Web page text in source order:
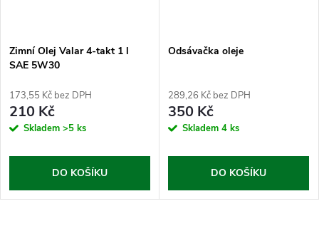
Zimní Olej Valar 4-takt 1 l
SAE 5W30
173,55 Kč bez DPH
210 Kč
Skladem >5 ks
DO KOŠÍKU
Odsávačka oleje
289,26 Kč bez DPH
350 Kč
Skladem 4 ks
DO KOŠÍKU